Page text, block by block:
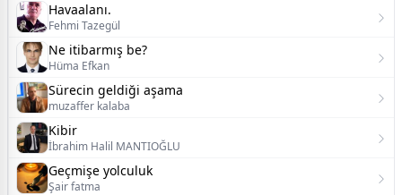
Havaalanı.
Fehmi Tazegül
Ne itibarmış be?
Hüma Efkan
Sürecin geldiği aşama
muzaffer kalaba
Kibir
İbrahim Halil MANTIOĞLU
Geçmişe yolculuk
Şair fatma